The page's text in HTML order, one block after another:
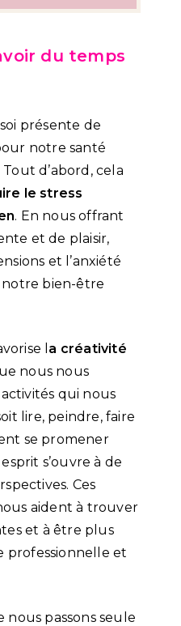
du temps
présente de
notre santé
d’abord, cela
le stress
. En nous offrant
et de plaisir,
et l’anxiété
bien-être
l a créativité
nous nous
qui nous
lire, peindre, faire
se promener
s’ouvre à de
Ces
aident à trouver
et à être plus
professionnelle et
nous passons seule